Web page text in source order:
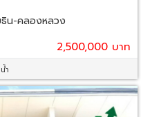
ธิน-คลองหลวง
2,500,000 บาท
ำ